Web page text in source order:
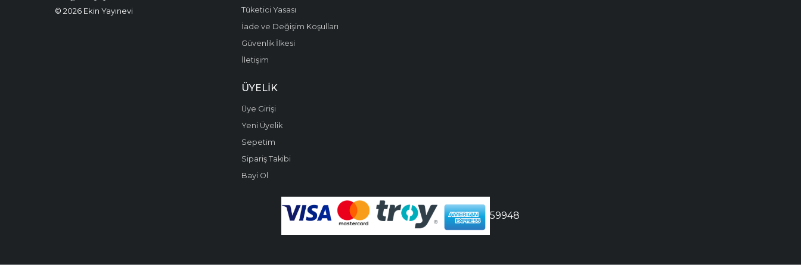
Yapay Zeka
© 2026 Ekin Yayınevi
Tüketici Yasası
İade ve Değişim Koşulları
Güvenlik İlkesi
İletişim
ÜYELIK
Üye Girişi
Yeni Üyelik
Sepetim
Sipariş Takibi
Bayi Ol
59948